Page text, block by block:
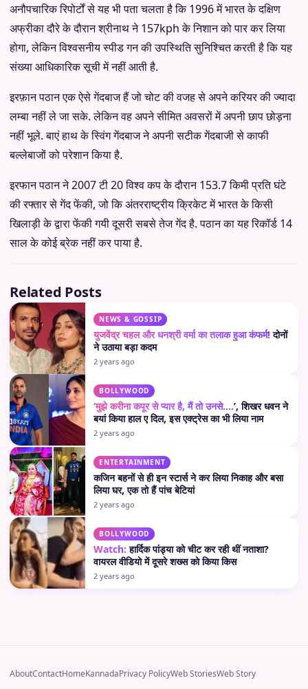
अनौपचारिक रिपोर्टों से यह भी पता चलता है कि 1996 में भारत के दक्षिण
अफ्रीका दौरे के दौरान श्रीनाथ ने 157kph के निशान को पार कर लिया
होगा, लेकिन विश्वसनीय स्पीड गन की उपस्थिति सुनिश्चित करती है कि यह
संख्या आधिकारिक सूची में नहीं आती है.
इरफ़ान पठान एक ऐसे गेंदबाज हैं जो चोट की वजह से अपने करियर की ज्यादा
लम्बा नहीं ले जा सके. लेकिन वह अपने सीमित अवसरों में अपनी छाप छोड़ना
नहीं भूले. बाएं हाथ के स्विंग गेंदबाज ने अपनी सटीक गेंदबाजी से काफी
बल्लेबाजों को परेशान किया है.
इरफान पठान ने 2007 टी 20 विश्व कप के दौरान 153.7 किमी प्रति घंटे
की रफ्तार से गेंद फेंकी, जो कि अंतरराष्ट्रीय क्रिकेट में भारत के किसी
खिलाड़ी के द्वारा फेंकी गयी दूसरी सबसे तेज गेंद है. पठान का यह रिकॉर्ड 14
साल के कोई ब्रेक नहीं कर पाया है.
Related Posts
NEWS & GOSSIP
युजवेंद्र चहल और धनश्री वर्मा का तलाक हुआ कंफर्म!दोनों
ने उठाया बड़ा कदम
2 years ago
BOLLYWOOD
‘मुझे करीना कपूर से प्यार है, मैं तो उनसे….’, शिखर धवन ने
बयां किया हाल ए दिल, इस एक्ट्रेस का भी लिया नाम
2 years ago
ENTERTAINMENT
कजिन बहनों से ही इन स्टार्स ने कर लिया निकाह और बसा
लिया घर, एक तो हैं पांच बेटियां
2 years ago
BOLLYWOOD
Watch: हार्दिक पांड्या को चीट कर रही थीं नताशा?
वायरल वीडियो में दूसरे शख्स को किया किस
2 years ago
AboutContactHomeKannadaPrivacy PolicyWeb StoriesWeb Story